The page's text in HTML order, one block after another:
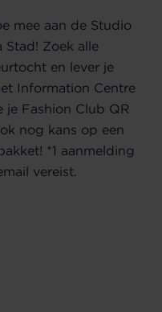
mee aan de Studio
Stad! Zoek alle
en lever je
Information Centre
je Fashion Club QR
nog kans op een
*1 aanmelding
vereist.